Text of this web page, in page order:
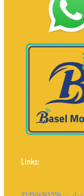
Links: